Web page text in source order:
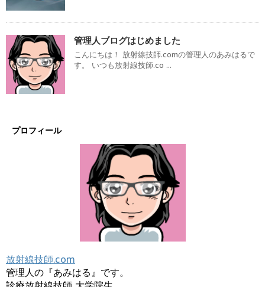
管理人ブログはじめました
こんにちは！ 放射線技師.comの管理人のあみはるで
す。 いつも放射線技師.co ...
プロフィール
放射線技師.com
管理人の『あみはる』です。